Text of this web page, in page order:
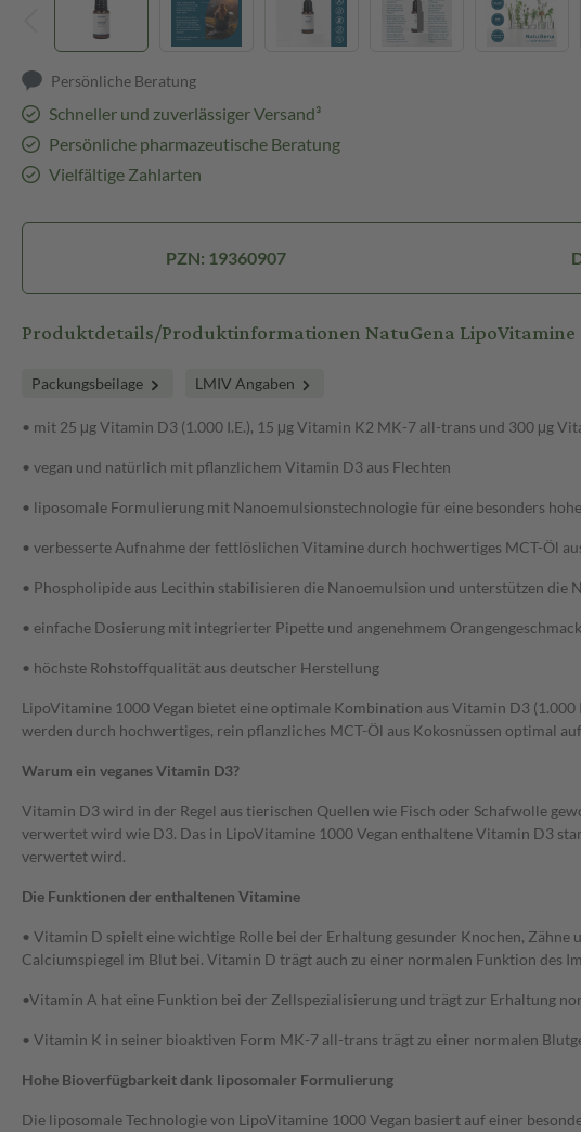
Persönliche Beratung
Schneller und zuverlässiger Versand³
Persönliche pharmazeutische Beratung
Vielfältige Zahlarten
PZN: 19360907
Produktdetails/Produktinformationen NatuGena LipoVitamine
Packungsbeilage LMIV Angaben
• mit 25 μg Vitamin D3 (1.000 I.E.), 15 μg Vitamin K2 MK-7 all-trans und 300 μg
• vegan und natürlich mit pflanzlichem Vitamin D3 aus Flechten
• liposomale Formulierung mit Nanoemulsionstechnologie für eine besonders
• verbesserte Aufnahme der fettlöslichen Vitamine durch hochwertiges MCT-Öl
• Phospholipide aus Lecithin stabilisieren die Nanoemulsion und unterstützen die
• einfache Dosierung mit integrierter Pipette und angenehmem Orangengeschmack
• höchste Rohstoffqualität aus deutscher Herstellung
LipoVitamine 1000 Vegan bietet eine optimale Kombination aus Vitamin D3
werden durch hochwertiges, rein pflanzliches MCT-Öl aus Kokosnüssen optimal
Warum ein veganes Vitamin D3?
Vitamin D3 wird in der Regel aus tierischen Quellen wie Fisch oder Schafwolle
verwertet wird wie D3. Das in LipoVitamine 1000 Vegan enthaltene Vitamin D3
verwertet wird.
Die Funktionen der enthaltenen Vitamine
• Vitamin D spielt eine wichtige Rolle bei der Erhaltung gesunder Knochen,
Calciumspiegel im Blut bei. Vitamin D trägt auch zu einer normalen Funktion des
•Vitamin A hat eine Funktion bei der Zellspezialisierung und trägt zur Erhaltung
• Vitamin K in seiner bioaktiven Form MK-7 all-trans trägt zu einer normalen
Hohe Bioverfügbarkeit dank liposomaler Formulierung
Die liposomale Technologie von LipoVitamine 1000 Vegan basiert auf einer